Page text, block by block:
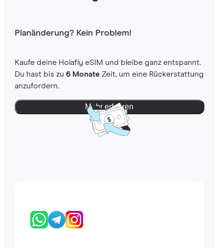
Planänderung? Kein Problem!
Kaufe deine Holafly eSIM und bleibe ganz entspannt.
Du hast bis zu 6 MonateZeit, um eine Rückerstattung
anzufordern.
Mehr erfahren